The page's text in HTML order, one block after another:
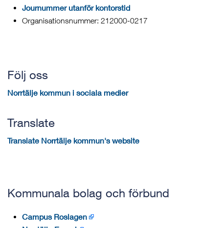
Journummer utanför kontorstid
Organisationsnummer: 212000-0217
Följ oss
Norrtälje kommun i sociala medier
Translate
Translate Norrtälje kommun's website
Kommunala bolag och förbund
Campus Roslagen